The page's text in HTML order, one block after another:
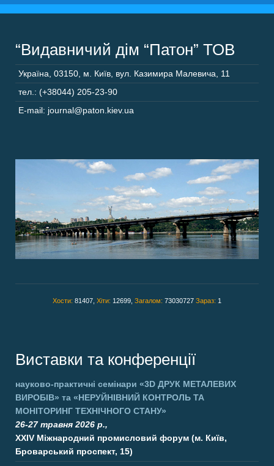
“Видавничий дім “Патон” ТОВ
Україна 03150 м. Київ, вул. Казимира Малевича, 11
тел.: (+38044) 205-23-90
E-mail: journal@paton.kiev.ua
Хости: 81407, Хіти: 12699, Загалом: 73030727 Зараз: 1
Виставки та конференції
науково-практичні семінари «3D ДРУК МЕТАЛЕВИХ
ВИРОБІВ» та «НЕРУЙНІВНИЙ КОНТРОЛЬ ТА
МОНІТОРИНГ ТЕХНІЧНОГО СТАНУ»
26-27 травня 2026 р.,
XXIV Міжнародний промисловий форум (м. Київ,
Броварський проспект, 15)